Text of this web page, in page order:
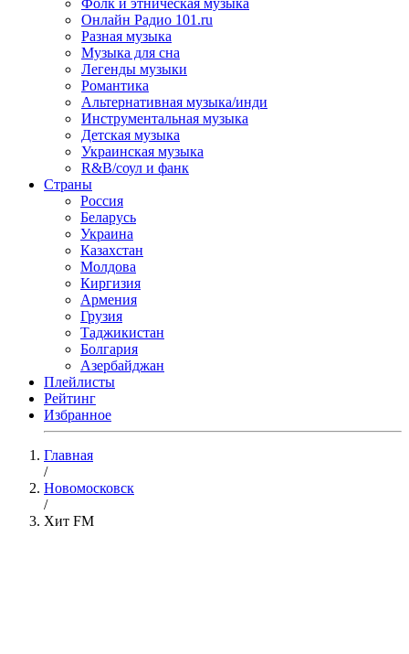
Фолк и этническая музыка
Онлайн Радио 101.ru
Разная музыка
Музыка для сна
Легенды музыки
Романтика
Альтернативная музыка/инди
Инструментальная музыка
Детская музыка
Украинская музыка
R&B/cоул и фанк
Страны
Россия
Беларусь
Украина
Казахстан
Молдова
Киргизия
Армения
Грузия
Таджикистан
Болгария
Азербайджан
Плейлисты
Рейтинг
Избранное
Главная
/
Новомосковск
/
Хит FM